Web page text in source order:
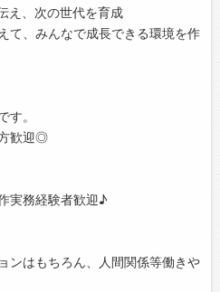
え、次の世代を育成
て、みんなで成長できる環境を作
す。
歓迎◎
実務経験者歓迎♪
ンはもちろん、人間関係等働きや